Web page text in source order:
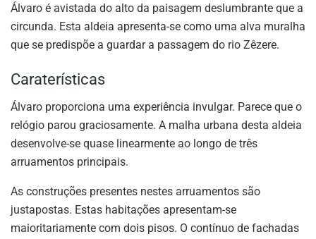
Álvaro é avistada do alto da paisagem deslumbrante que a
circunda. Esta aldeia apresenta-se como uma alva muralha
que se predispõe a guardar a passagem do rio Zêzere.
Caraterísticas
Álvaro proporciona uma experiência invulgar. Parece que o
relógio parou graciosamente. A malha urbana desta aldeia
desenvolve-se quase linearmente ao longo de três
arruamentos principais.
As construções presentes nestes arruamentos são
justapostas. Estas habitações apresentam-se
maioritariamente com dois pisos. O contínuo de fachadas